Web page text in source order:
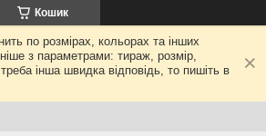
Кошик
по розмірах, кольорах та інших
з параметрами: тираж, розмір,
інша швидка відповідь, то пишіть в